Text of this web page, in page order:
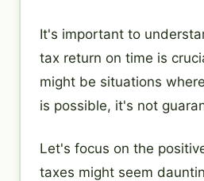
It's important to
tax return on time is
might be situations
is possible, it's not
Let's focus on the
taxes might seem